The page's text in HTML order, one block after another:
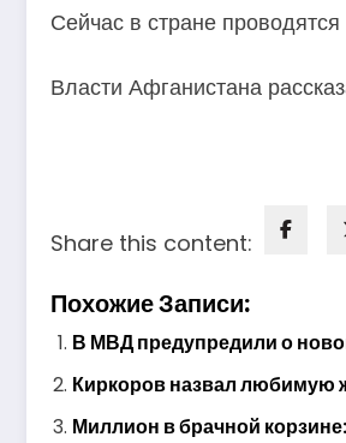
Сейчас в стране
Власти Афганистана
Share this content:
Похожие Записи:
В МВД предупредили о
Киркоров назвал любимую
Миллион в брачной